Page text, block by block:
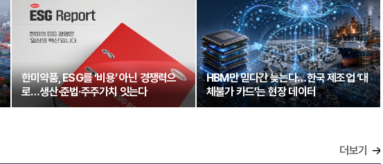
한미약품, ESG를 ‘비용’ 아닌 경쟁력으
로…생산·준법·주주가치 잇는다
HBM만 믿다간 늦는다…한국 제조업 ‘대
체불가 카드’는 현장 데이터
더보기